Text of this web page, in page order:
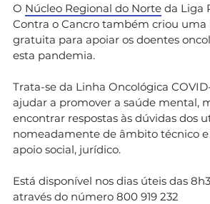
O Núcleo Regional do Norte da Liga
Contra o Cancro também criou uma
gratuita para apoiar os doentes
esta pandemia.
Trata-se da Linha Oncológica
ajudar a promover a saúde mental,
encontrar respostas às dúvidas dos
nomeadamente de âmbito técnico
apoio social, jurídico.
Está disponível nos dias úteis das
através do número 800 919 232